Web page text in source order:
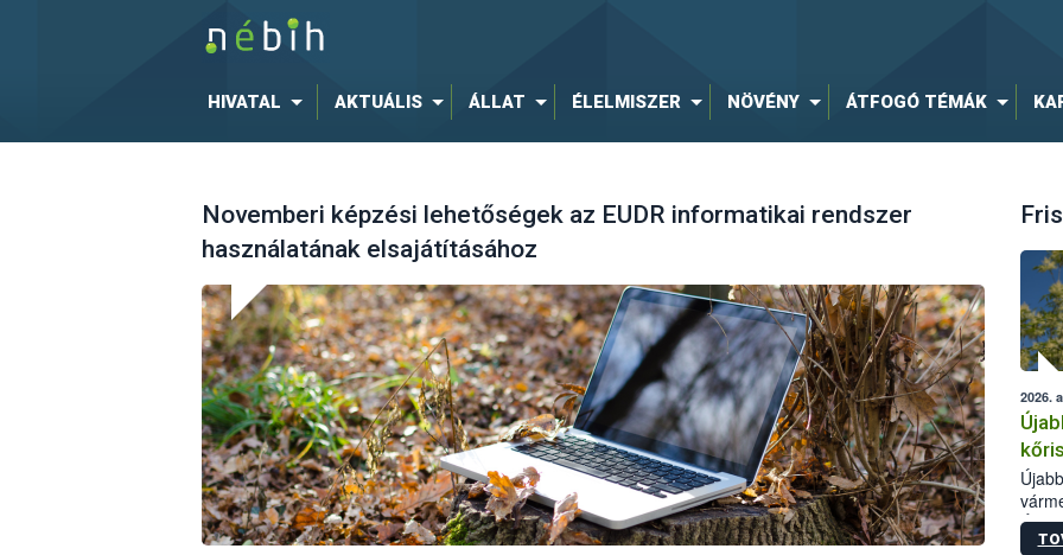
HIVATAL AKTUÁLIS ÁLLAT ÉLELMISZER NÖVÉNY ÁTFOGÓ TÉMÁK
Novemberi képzési lehetőségek az EUDR informatikai rendszer
használatának elsajátításához
2026.